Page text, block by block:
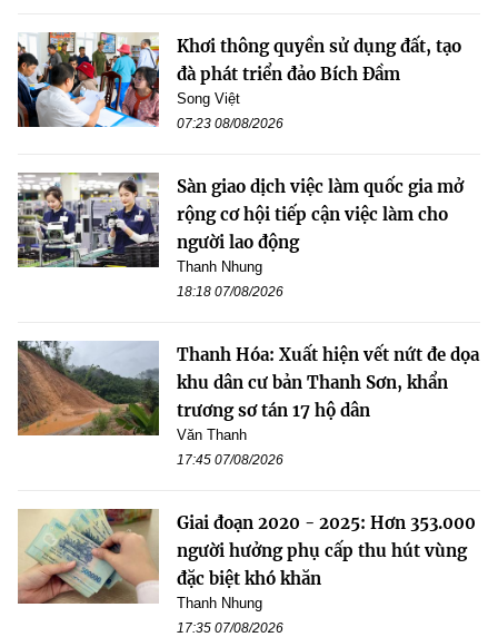
Khơi thông quyền sử dụng đất, tạo
đà phát triển đảo Bích Đầm
Song Việt
07:23 08/08/2026
Sàn giao dịch việc làm quốc gia mở
rộng cơ hội tiếp cận việc làm cho
người lao động
Thanh Nhung
18:18 07/08/2026
Thanh Hóa: Xuất hiện vết nứt đe dọa
khu dân cư bản Thanh Sơn, khẩn
trương sơ tán 17 hộ dân
Văn Thanh
17:45 07/08/2026
Giai đoạn 2020 - 2025: Hơn 353.000
người hưởng phụ cấp thu hút vùng
đặc biệt khó khăn
Thanh Nhung
17:35 07/08/2026